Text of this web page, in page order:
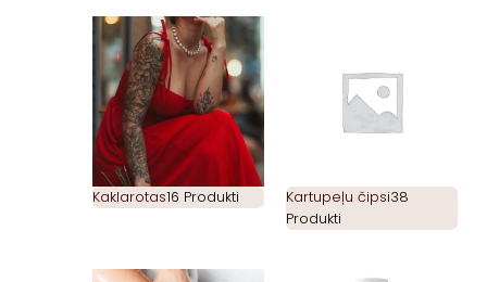
Kaklarotas16 Produkti Kartupeļu čipsi38
Produkti